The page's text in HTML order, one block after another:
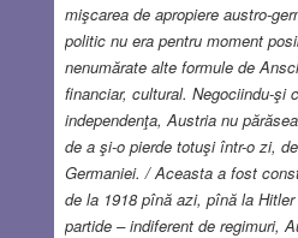
mişcarea de apropiere austro-
politic nu era pentru moment
nenumărate alte formule de
financiar, cultural. Negociindu-şi
independenţa, Austria nu
de a şi-o pierde totuşi într-o zi,
Germaniei. / Aceasta a fost
de la 1918 pînă azi, pînă la
partide – indiferent de regimuri,